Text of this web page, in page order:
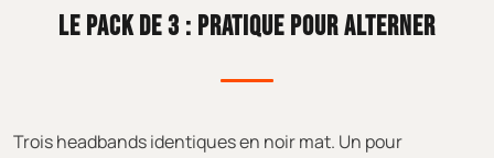
LE PACK DE 3 : PRATIQUE POUR ALTERNER
Trois headbands identiques en noir mat. Un pour